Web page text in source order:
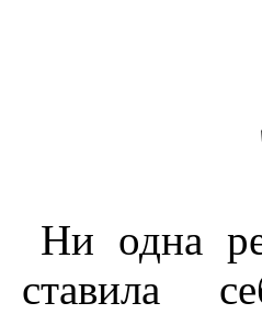
Ни одна
ставила